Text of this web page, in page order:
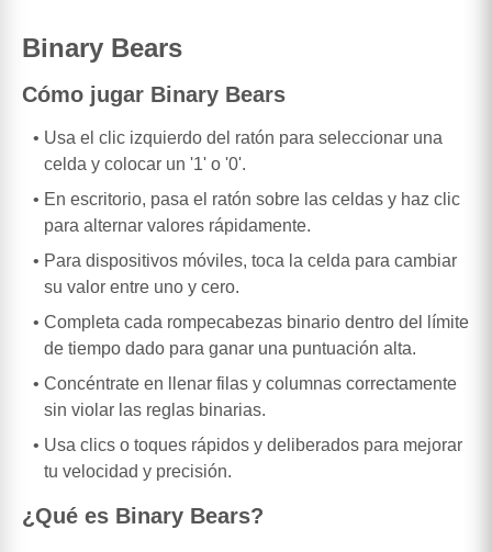
Binary Bears
Cómo jugar Binary Bears
Usa el clic izquierdo del ratón para seleccionar una
celda y colocar un '1' o '0'.
En escritorio, pasa el ratón sobre las celdas y haz clic
para alternar valores rápidamente.
Para dispositivos móviles, toca la celda para cambiar
su valor entre uno y cero.
Completa cada rompecabezas binario dentro del límite
de tiempo dado para ganar una puntuación alta.
Concéntrate en llenar filas y columnas correctamente
sin violar las reglas binarias.
Usa clics o toques rápidos y deliberados para mejorar
tu velocidad y precisión.
¿Qué es Binary Bears?